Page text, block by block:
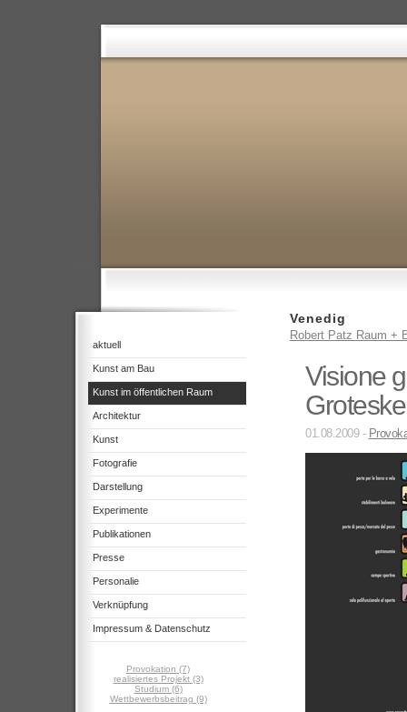
aktuell
Kunst am Bau
Kunst im öffentlichen Raum
Architektur
Kunst
Fotografie
Darstellung
Experimente
Publikationen
Presse
Personalie
Verknüpfung
Impressum & Datenschutz
Provokation (7)
realisiertes Projekt (3)
Studium (6)
Wettbewerbsbeitrag (9)
Venedig
Robert Patz Raum +
Visione
Groteske
01.08.2009 -